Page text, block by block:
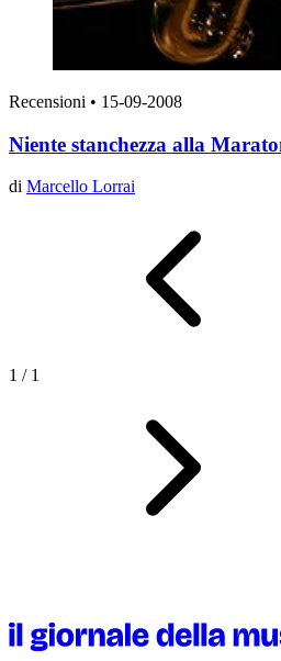
Recensioni • 15-09-2008
Niente stanchezza alla
di Marcello Lorrai
1 / 1